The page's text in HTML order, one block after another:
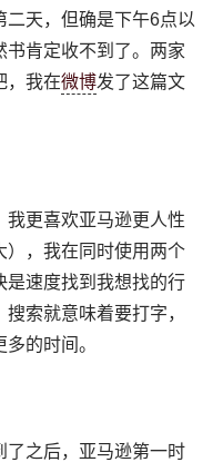
天，但确是下午6点以
书肯定收不到了。两家
，我在微博发了这篇文
我更喜欢亚马逊更人性
），我在同时使用两个
是速度找到我想找的行
索就意味着要打字，
的时间。
了之后，亚马逊第一时